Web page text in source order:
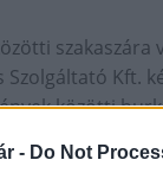
- Do Not
szakaszára
Kft.
közötti
közleménye